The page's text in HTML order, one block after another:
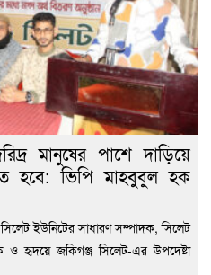
মানুষের পাশে দাড়িয়ে
হবে: ভিপি মাহবুবুল হক
ইউনিটের সাধারণ সম্পাদক, সিলেট
ও হৃদয়ে জকিগঞ্জ সিলেট-এর উপদেষ্টা